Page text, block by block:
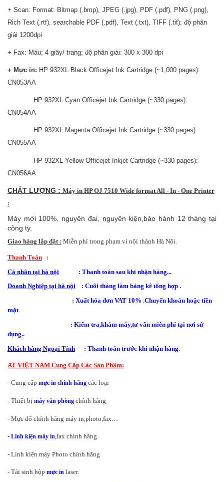
+ Scan: Format: Bitmap (.bmp), JPEG (.jpg), PDF (.pdf), PNG (.png),
Rich Text (.rtf), searchable PDF (.pdf), Text (.txt), TIFF (.tif); độ phân
giải 1200dpi
+ Fax: Màu; 4 giây/ trang; độ phân giải: 300 x 300 dpi
+ Mực in: HP 932XL Black Officejet Ink Cartridge (~1,000 pages):
CN053AA
HP 932XL Cyan Officejet Ink Cartridge (~330 pages):
CN054AA
HP 932XL Magenta Officejet Ink Cartridge (~330 pages):
CN055AA
HP 932XL Yellow Officejet Inkjet Cartridge (~330 pages):
CN056AA
CHẤT LƯỢNG : Máy in HP OJ 7510 Wide format All - In - One Printer
:
Máy mới 100%, nguyên đai, nguyên kiện,bảo hành 12 tháng tại
công ty.
Giao hàng lắp đặt : Miễn phí trong phạm vi nội thành Hà Nội.
Thanh Toán :
Cá nhân tại hà nội : Thanh toán sau khi nhận hàng...
Doanh Nghiệp tại hà nội : Cuối tháng làm bảng kê tổng hợp .
: Xuất hóa đơn VAT 10% .Chuyển khoản hoặc tiền
mặt
: Kiểm tra,khám máy,tư vấn miễn phí tại nơi sử
dụng..
Khách hàng Ngoại Tỉnh : Thanh toán trước khi nhận hàng.
AT VIỆT NAM Cung Cấp Các Sản Phẩm:
- Cung cấp mực in chính hãng các loại
- Thiết bị máy văn phòng chính hãng
- Mực đổ chính hãng máy in,photo, fax
- Linh kiện máy in ,fax chính hãng
- Linh kiện máy Photo chính hãng
- Tái sinh hộp mực in laser.